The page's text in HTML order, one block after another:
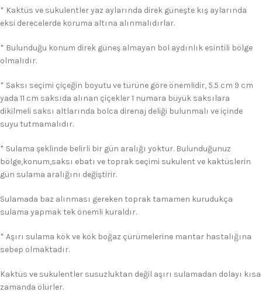
* Kaktüs ve sukulentler yaz aylarında direk güneşte kış aylarında
eksi derecelerde koruma altına alınmalıdırlar.
* Bulunduğu konum direk güneş almayan bol aydınlık esintili bölge
olmalıdır.
* Saksı seçimi çiçeğin boyutu ve türüne göre önemlidir, 5.5 cm 9 cm
yada 11 cm saksıda alınan çiçekler 1 numara büyük saksılara
dikilmeli saksı altlarında bolca direnaj deliği bulunmalı ve içinde
suyu tutmamalıdır.
* Sulama şeklinde belirli bir gün aralığı yoktur. Bulunduğunuz
bölge,konum,saksı ebatı ve toprak seçimi sukulent ve kaktüslerin
gün sulama aralığını değiştirir.
Sulamada baz alınması gereken toprak tamamen kurudukça
sulama yapmak tek önemli kuraldır.
* Aşırı sulama kök ve kök boğaz çürümelerine mantar hastalığına
sebep olmaktadır.
Kaktüs ve sukulentler susuzluktan değil aşırı sulamadan dolayı kısa
zamanda ölürler.